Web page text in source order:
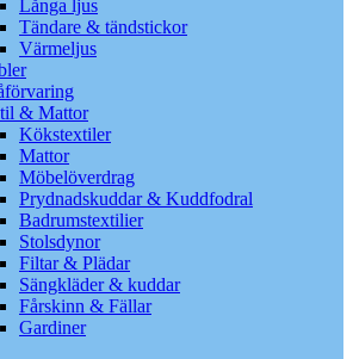
Långa ljus
Tändare & tändstickor
Värmeljus
& Mattor
Kökstextiler
Mattor
Möbelöverdrag
Prydnadskuddar & Kuddfodral
Badrumstextilier
Stolsdynor
Filtar & Plädar
Sängkläder & kuddar
Fårskinn & Fällar
Gardiner